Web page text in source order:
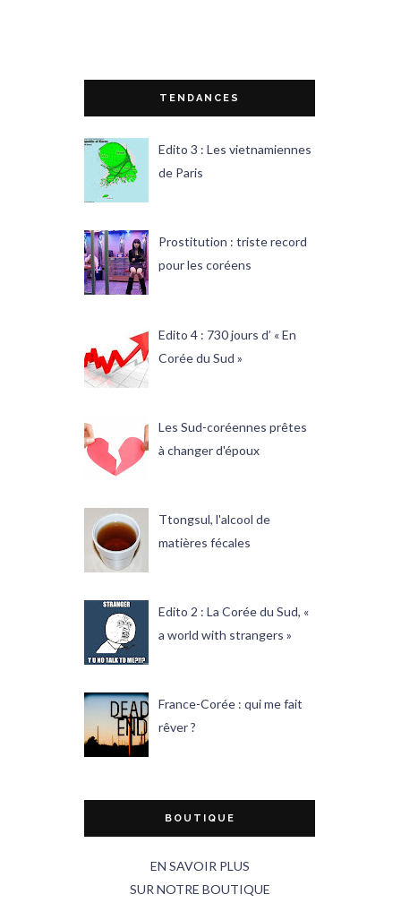
TENDANCES
Edito 3 : Les vietnamiennes
de Paris
Prostitution : triste record
pour les coréens
Edito 4 : 730 jours d’ « En
Corée du Sud »
Les Sud-coréennes prêtes
à changer d'époux
Ttongsul, l'alcool de
matières fécales
Edito 2 : La Corée du Sud, «
a world with strangers »
France-Corée : qui me fait
rêver ?
BOUTIQUE
EN SAVOIR PLUS
SUR NOTRE BOUTIQUE